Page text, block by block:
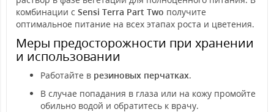
комбинации с Sensi Terra Part Two получите
оптимальное питание на всех этапах роста и цветения.
Меры предосторожности при хранении
и использовании
Работайте в резиновых перчатках.
В случае попадания в глаза или на кожу промойте
обильно водой и обратитесь к врачу.